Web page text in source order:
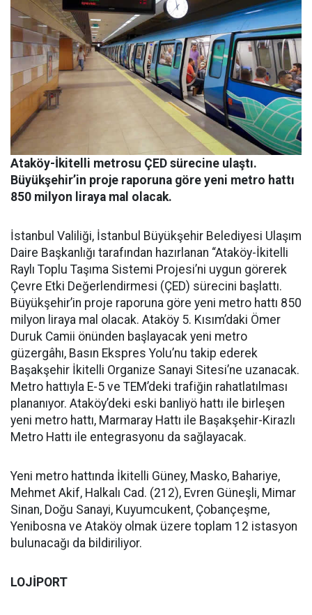
Ataköy-İkitelli metrosu ÇED sürecine ulaştı.
Büyükşehir’in proje raporuna göre yeni metro hattı
850 milyon liraya mal olacak.
İstanbul Valiliği, İstanbul Büyükşehir Belediyesi Ulaşım
Daire Başkanlığı tarafından hazırlanan “Ataköy-İkitelli
Raylı Toplu Taşıma Sistemi Projesi’ni uygun görerek
Çevre Etki Değerlendirmesi (ÇED) sürecini başlattı.
Büyükşehir’in proje raporuna göre yeni metro hattı 850
milyon liraya mal olacak. Ataköy 5. Kısım’daki Ömer
Duruk Camii önünden başlayacak yeni metro
güzergâhı, Basın Ekspres Yolu’nu takip ederek
Başakşehir İkitelli Organize Sanayi Sitesi’ne uzanacak.
Metro hattıyla E-5 ve TEM’deki trafiğin rahatlatılması
plananıyor. Ataköy’deki eski banliyö hattı ile birleşen
yeni metro hattı, Marmaray Hattı ile Başakşehir-Kirazlı
Metro Hattı ile entegrasyonu da sağlayacak.
Yeni metro hattında İkitelli Güney, Masko, Bahariye,
Mehmet Akif, Halkalı Cad. (212), Evren Güneşli, Mimar
Sinan, Doğu Sanayi, Kuyumcukent, Çobançeşme,
Yenibosna ve Ataköy olmak üzere toplam 12 istasyon
bulunacağı da bildiriliyor.
LOJİPORT